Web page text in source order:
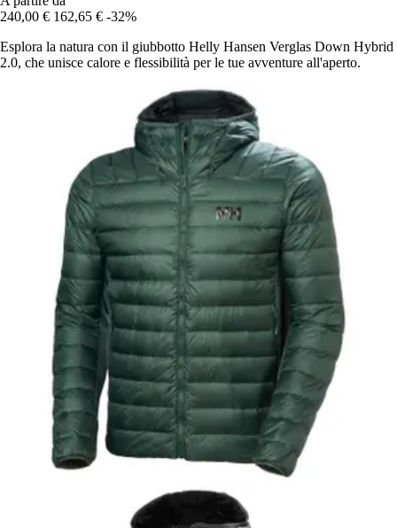
240,00 € 162,65 € -32%
Esplora la natura con il giubbotto Helly Hansen Verglas Down Hybrid
2.0, che unisce calore e flessibilità per le tue avventure all'aperto.